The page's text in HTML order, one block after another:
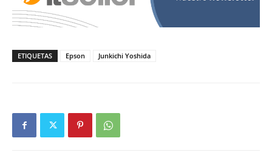
ETIQUETAS Epson Junkichi Yoshida